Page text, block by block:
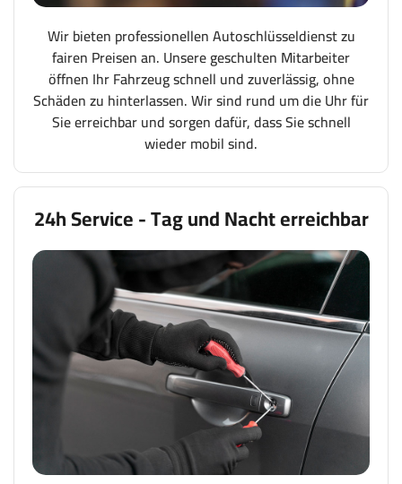
Wir bieten professionellen Autoschlüsseldienst zu
fairen Preisen an. Unsere geschulten Mitarbeiter
öffnen Ihr Fahrzeug schnell und zuverlässig, ohne
Schäden zu hinterlassen. Wir sind rund um die Uhr für
Sie erreichbar und sorgen dafür, dass Sie schnell
wieder mobil sind.
24h Service - Tag und Nacht erreichbar